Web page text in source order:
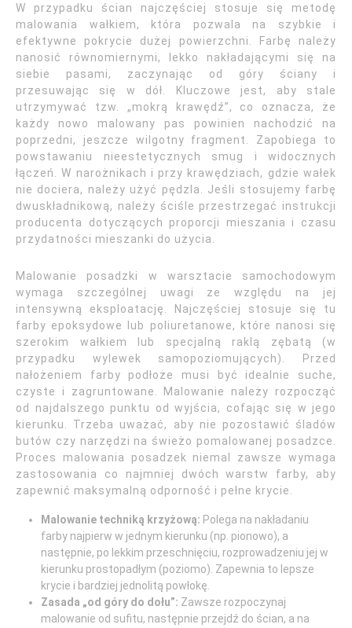
W przypadku ścian najczęściej stosuje się metodę
malowania wałkiem, która pozwala na szybkie i
efektywne pokrycie dużej powierzchni. Farbę należy
nanosić równomiernymi, lekko nakładającymi się na
siebie pasami, zaczynając od góry ściany i
przesuwając się w dół. Kluczowe jest, aby stale
utrzymywać tzw. „mokrą krawędź”, co oznacza, że
każdy nowo malowany pas powinien nachodzić na
poprzedni, jeszcze wilgotny fragment. Zapobiega to
powstawaniu nieestetycznych smug i widocznych
łączeń. W narożnikach i przy krawędziach, gdzie wałek
nie dociera, należy użyć pędzla. Jeśli stosujemy farbę
dwuskładnikową, należy ściśle przestrzegać instrukcji
producenta dotyczących proporcji mieszania i czasu
przydatności mieszanki do użycia.
Malowanie posadzki w warsztacie samochodowym
wymaga szczególnej uwagi ze względu na jej
intensywną eksploatację. Najczęściej stosuje się tu
farby epoksydowe lub poliuretanowe, które nanosi się
szerokim wałkiem lub specjalną raklą zębatą (w
przypadku wylewek samopoziomujących). Przed
nałożeniem farby podłoże musi być idealnie suche,
czyste i zagruntowane. Malowanie należy rozpocząć
od najdalszego punktu od wyjścia, cofając się w jego
kierunku. Trzeba uważać, aby nie pozostawić śladów
butów czy narzędzi na świeżo pomalowanej posadzce.
Proces malowania posadzek niemal zawsze wymaga
zastosowania co najmniej dwóch warstw farby, aby
zapewnić maksymalną odporność i pełne krycie.
Malowanie techniką krzyżową: Polega na nakładaniu
farby najpierw w jednym kierunku (np. pionowo), a
następnie, po lekkim przeschnięciu, rozprowadzeniu jej w
kierunku prostopadłym (poziomo). Zapewnia to lepsze
krycie i bardziej jednolitą powłokę.
Zasada „od góry do dołu”: Zawsze rozpoczynaj
malowanie od sufitu, następnie przejdź do ścian, a na